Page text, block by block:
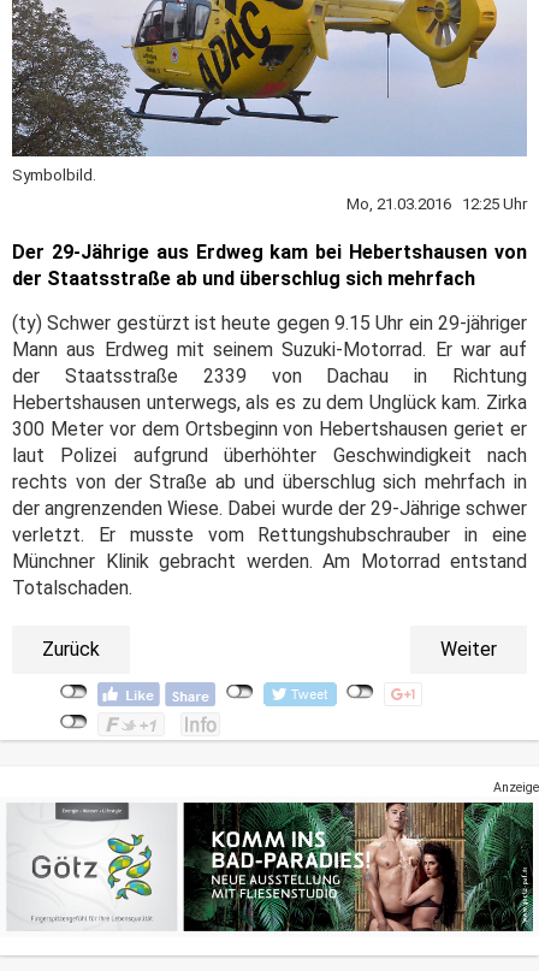
Symbolbild.
Mo, 21.03.2016 12:25 Uhr
Der 29-Jährige aus Erdweg kam bei Hebertshausen von
der Staatsstraße ab und überschlug sich mehrfach
(ty) Schwer gestürzt ist heute gegen 9.15 Uhr ein 29-jähriger
Mann aus Erdweg mit seinem Suzuki-Motorrad. Er war auf
der Staatsstraße 2339 von Dachau in Richtung
Hebertshausen unterwegs, als es zu dem Unglück kam. Zirka
300 Meter vor dem Ortsbeginn von Hebertshausen geriet er
laut Polizei aufgrund überhöhter Geschwindigkeit nach
rechts von der Straße ab und überschlug sich mehrfach in
der angrenzenden Wiese. Dabei wurde der 29-Jährige schwer
verletzt. Er musste vom Rettungshubschrauber in eine
Münchner Klinik gebracht werden. Am Motorrad entstand
Totalschaden.
Zurück Weiter
Anzeige